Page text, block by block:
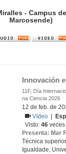
- Campus
Marcosende)
Innovación
11F, Día
na Ciencia 2026
12 de feb. de
Vídeo
Visto:46 veces
Presenta: Mar
Técnica
Igualdade,